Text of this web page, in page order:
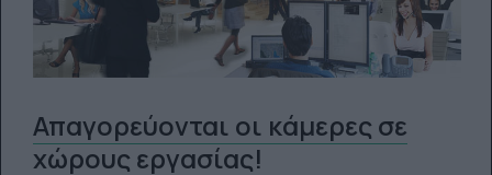
Απαγορεύονται οι κάμερες σε
χώρους εργασίας!